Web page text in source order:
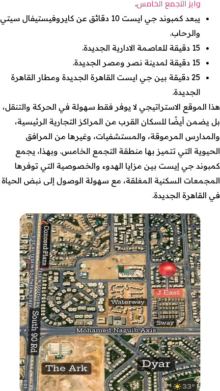
وايز التجمع الخامس.
يبعد كمبوند جي ايست 10 دقائق عن كايروفيستيفال سيتي
والرحاب.
15 دقيقة للعاصمة الادارية الجديدة.
15 دقيقة لمدينة نصر ومصر الجديدة.
25 دقيقة بين جي ايست القاهرة الجديدة ومطار القاهرة
الجديدة.
هذا الموقع الاستراتيجي لا يوفر فقط سهولة في الحركة والتنقل،
بل يضمن أيضًا للسكان القرب من المراكز التجارية الرئيسية،
والمدارس المرموقة، والمستشفيات، وغيرها من المرافق
الحيوية التي تتميز بها منطقة التجمع الخامس. وبهذا، يجمع
كمبوند جي إيست بين مزايا الهدوء والخصوصية التي توفرها
المجمعات السكنية المغلقة، مع سهولة الوصول إلى نبض الحياة
في القاهرة الجديدة.